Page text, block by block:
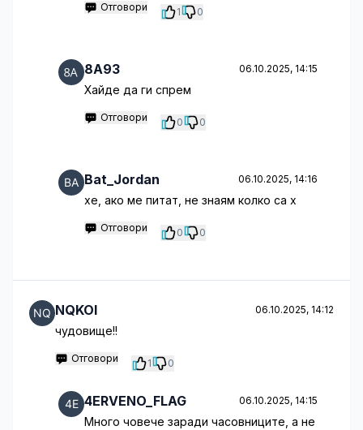
Отговори 1 0
8A93 06.10.2025, 14:15
Хайде да ги спрем
Отговори 0 0
Bat_Jordan 06.10.2025, 14:16
хе, ако ме питат, не знаям колко са х
Отговори 0 0
NQKOI 06.10.2025, 14:12
чудовище!!
Отговори 1 0
4ERVENO_FLAG 06.10.2025, 14:15
Много човече заради часовниците, а не